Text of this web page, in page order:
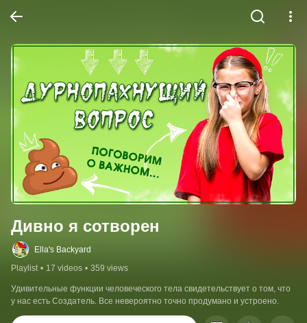
Дивно я сотворен
Ella's Backyard
Playlist • 17 videos • 359 views
Удивительные функции человеческого тела свидетельствует о том, что
у нас есть Создатель. Все невероятно точно продумано и устроено.